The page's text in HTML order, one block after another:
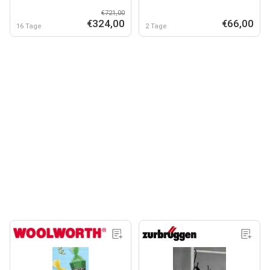
16 Tage
€721,00
€324,00 2 Tage €66,00